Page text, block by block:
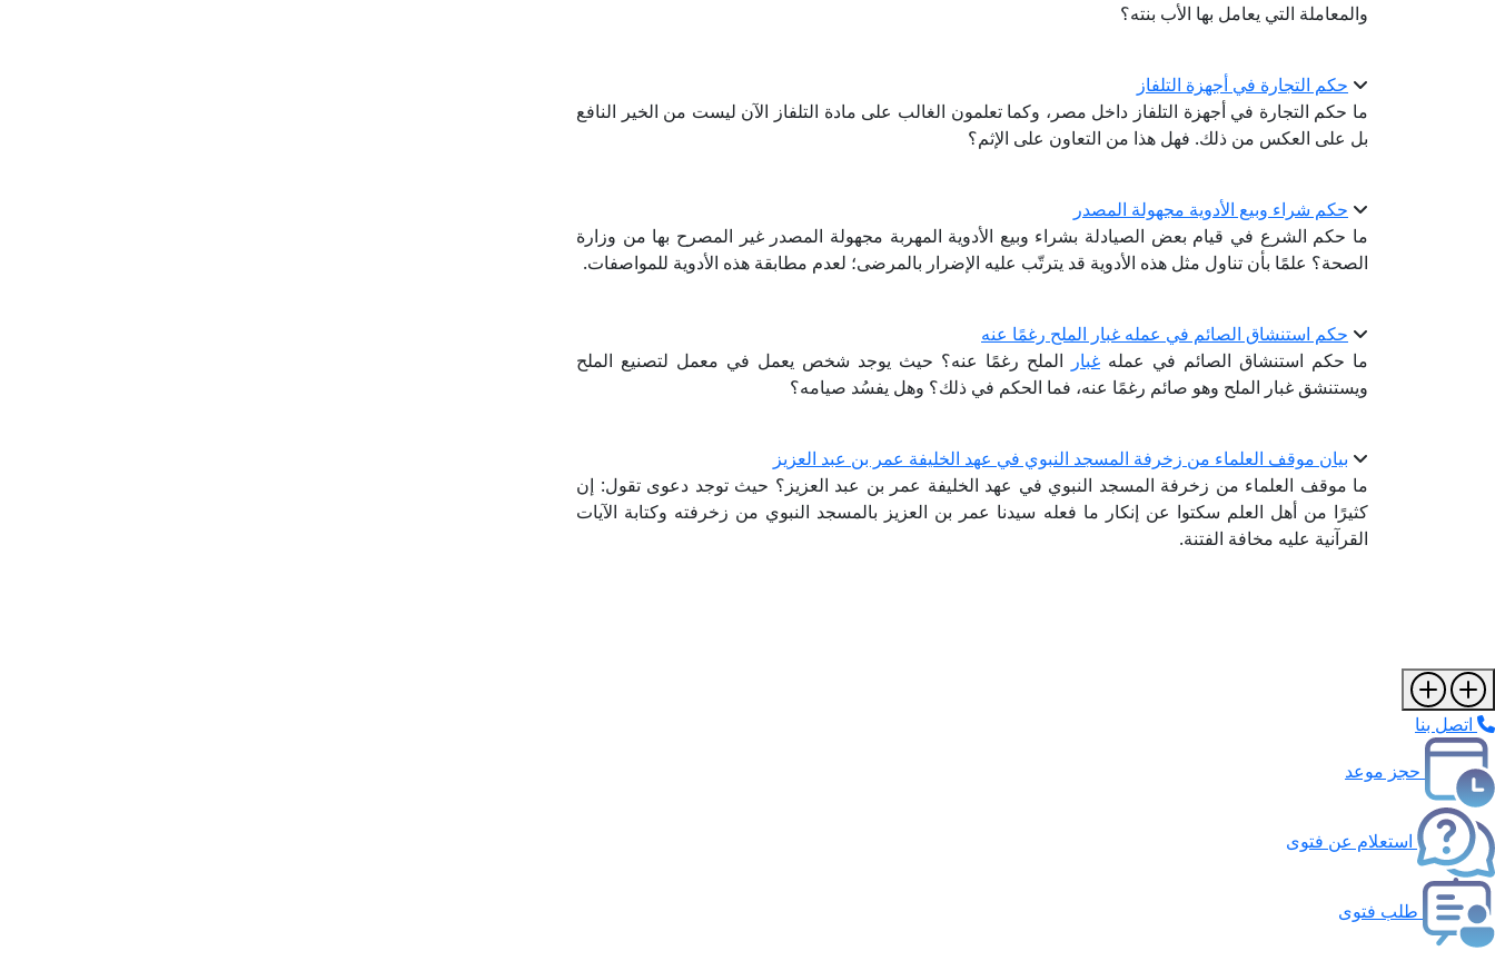
والمعاملة التي يعامل بها الأب بنته؟
حكم التجارة في أجهزة التلفاز
ما حكم التجارة في أجهزة التلفاز داخل مصر، وكما تعلمون الغالب على مادة التلفاز الآن ليست من الخير النافع
بل على العكس من ذلك. فهل هذا من التعاون على الإثم؟
حكم شراء وبيع الأدوية مجهولة المصدر
ما حكم الشرع في قيام بعض الصيادلة بشراء وبيع الأدوية المهربة مجهولة المصدر غير المصرح بها من وزارة
الصحة؟ علمًا بأن تناول مثل هذه الأدوية قد يترتّب عليه الإضرار بالمرضى؛ لعدم مطابقة هذه الأدوية للمواصفات.
حكم استنشاق الصائم في عمله غبار الملح رغمًا عنه
ما حكم استنشاق الصائم في عمله غبار الملح رغمًا عنه؟ حيث يوجد شخص يعمل في معمل لتصنيع الملح
ويستنشق غبار الملح وهو صائم رغمًا عنه، فما الحكم في ذلك؟ وهل يفسُد صيامه؟
بيان موقف العلماء من زخرفة المسجد النبوي في عهد الخليفة عمر بن عبد العزيز
ما موقف العلماء من زخرفة المسجد النبوي في عهد الخليفة عمر بن عبد العزيز؟ حيث توجد دعوى تقول: إن
كثيرًا من أهل العلم سكتوا عن إنكار ما فعله سيدنا عمر بن العزيز بالمسجد النبوي من زخرفته وكتابة الآيات
القرآنية عليه مخافة الفتنة.
اتصل بنا
حجز موعد
استعلام عن فتوى
طلب فتوى